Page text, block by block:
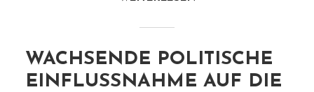
WACHSENDE POLITISCHE
EINFLUSSNAHME AUF DIE